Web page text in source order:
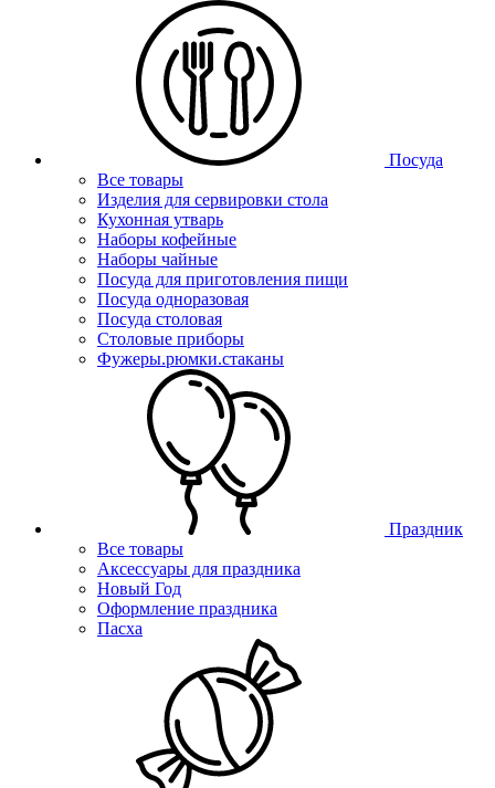
Посуда
Все товары
Изделия для сервировки стола
Кухонная утварь
Наборы кофейные
Наборы чайные
Посуда для приготовления пищи
Посуда одноразовая
Посуда столовая
Столовые приборы
Фужеры.рюмки.стаканы
Праздник
Все товары
Аксессуары для праздника
Новый Год
Оформление праздника
Пасха